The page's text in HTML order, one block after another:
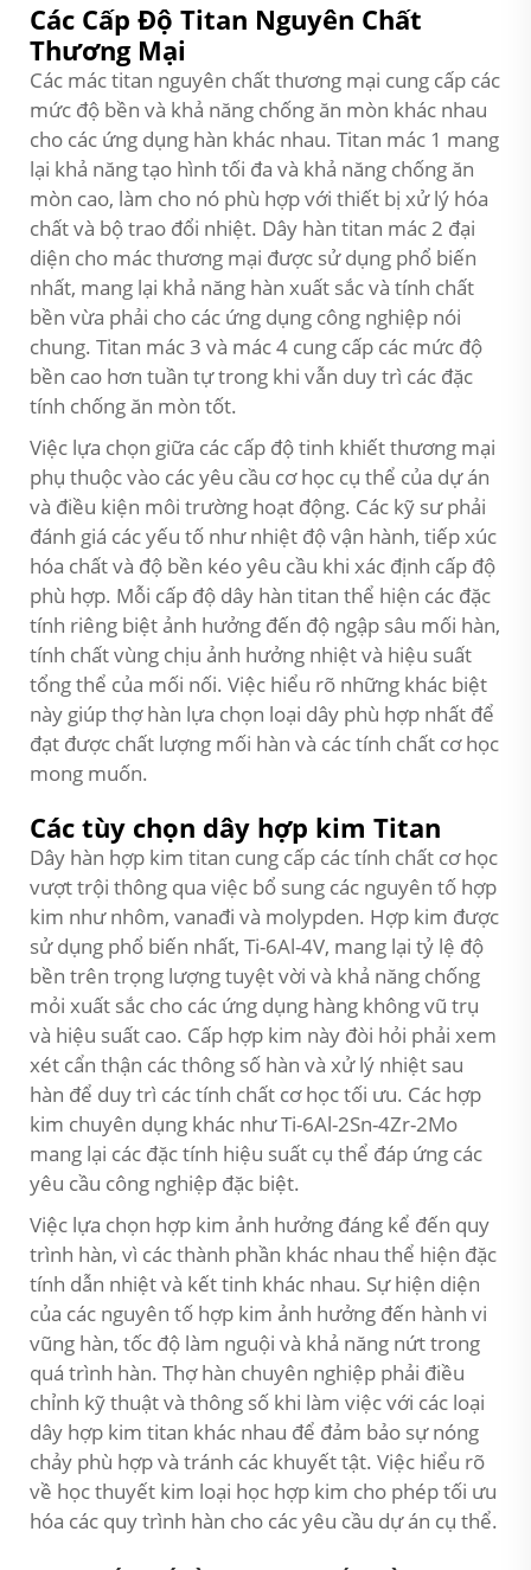
Các Cấp Độ Titan Nguyên Chất
Thương Mại
Các mác titan nguyên chất thương mại cung cấp các
mức độ bền và khả năng chống ăn mòn khác nhau
cho các ứng dụng hàn khác nhau. Titan mác 1 mang
lại khả năng tạo hình tối đa và khả năng chống ăn
mòn cao, làm cho nó phù hợp với thiết bị xử lý hóa
chất và bộ trao đổi nhiệt. Dây hàn titan mác 2 đại
diện cho mác thương mại được sử dụng phổ biến
nhất, mang lại khả năng hàn xuất sắc và tính chất
bền vừa phải cho các ứng dụng công nghiệp nói
chung. Titan mác 3 và mác 4 cung cấp các mức độ
bền cao hơn tuần tự trong khi vẫn duy trì các đặc
tính chống ăn mòn tốt.
Việc lựa chọn giữa các cấp độ tinh khiết thương mại
phụ thuộc vào các yêu cầu cơ học cụ thể của dự án
và điều kiện môi trường hoạt động. Các kỹ sư phải
đánh giá các yếu tố như nhiệt độ vận hành, tiếp xúc
hóa chất và độ bền kéo yêu cầu khi xác định cấp độ
phù hợp. Mỗi cấp độ dây hàn titan thể hiện các đặc
tính riêng biệt ảnh hưởng đến độ ngập sâu mối hàn,
tính chất vùng chịu ảnh hưởng nhiệt và hiệu suất
tổng thể của mối nối. Việc hiểu rõ những khác biệt
này giúp thợ hàn lựa chọn loại dây phù hợp nhất để
đạt được chất lượng mối hàn và các tính chất cơ học
mong muốn.
Các tùy chọn dây hợp kim Titan
Dây hàn hợp kim titan cung cấp các tính chất cơ học
vượt trội thông qua việc bổ sung các nguyên tố hợp
kim như nhôm, vanađi và molypden. Hợp kim được
sử dụng phổ biến nhất, Ti-6Al-4V, mang lại tỷ lệ độ
bền trên trọng lượng tuyệt vời và khả năng chống
mỏi xuất sắc cho các ứng dụng hàng không vũ trụ
và hiệu suất cao. Cấp hợp kim này đòi hỏi phải xem
xét cẩn thận các thông số hàn và xử lý nhiệt sau
hàn để duy trì các tính chất cơ học tối ưu. Các hợp
kim chuyên dụng khác như Ti-6Al-2Sn-4Zr-2Mo
mang lại các đặc tính hiệu suất cụ thể đáp ứng các
yêu cầu công nghiệp đặc biệt.
Việc lựa chọn hợp kim ảnh hưởng đáng kể đến quy
trình hàn, vì các thành phần khác nhau thể hiện đặc
tính dẫn nhiệt và kết tinh khác nhau. Sự hiện diện
của các nguyên tố hợp kim ảnh hưởng đến hành vi
vũng hàn, tốc độ làm nguội và khả năng nứt trong
quá trình hàn. Thợ hàn chuyên nghiệp phải điều
chỉnh kỹ thuật và thông số khi làm việc với các loại
dây hợp kim titan khác nhau để đảm bảo sự nóng
chảy phù hợp và tránh các khuyết tật. Việc hiểu rõ
về học thuyết kim loại học hợp kim cho phép tối ưu
hóa các quy trình hàn cho các yêu cầu dự án cụ thể.